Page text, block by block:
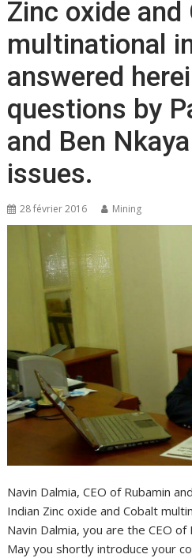
Zinc oxide and
multinational
answered
questions by
and Ben
issues.
28 février 2016 Mining
Navin Dalmia, CEO of Rubamin
Indian Zinc oxide and Cobalt
Navin Dalmia, you are the CEO of
May you shortly introduce your